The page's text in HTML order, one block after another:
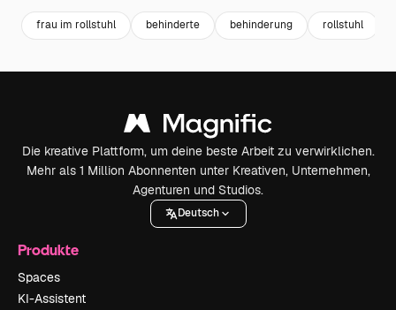
frau im rollstuhl behinderte behinderung rollstuhl
Die kreative Plattform, um deine beste Arbeit zu verwirklichen.
Mehr als 1 Million Abonnenten unter Kreativen, Unternehmen,
Agenturen und Studios.
Deutsch
Produkte
Spaces
KI-Assistent